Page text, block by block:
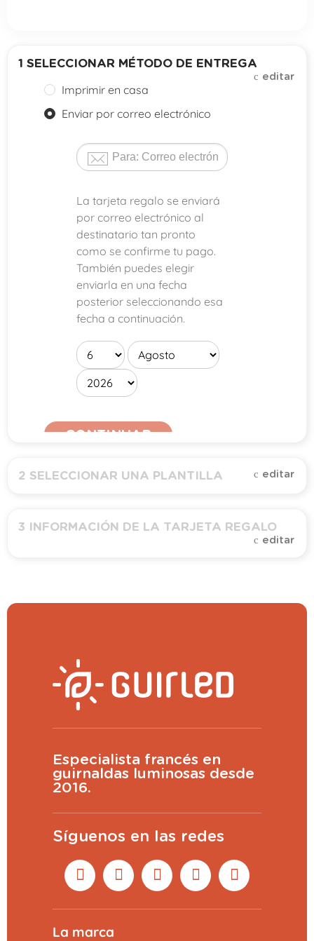
1 SELECCIONAR MÉTODO DE ENTREGA
editar
Imprimir en casa
Enviar por correo electrónico
La tarjeta regalo se enviará
por correo electrónico al
destinatario tan pronto
como se confirme tu pago.
También puedes elegir
enviarla en una fecha
posterior seleccionando esa
fecha a continuación.
CONTINUAR
2 SELECCIONAR UNA PLANTILLA editar
CONTINUAR
3 INFORMACIÓN DE LA TARJETA REGALO
editar
200caracteres restantes)
AÑADIR AL CARRITO
Especialista francés en
guirnaldas luminosas desde
2016.
Síguenos en las redes
La marca